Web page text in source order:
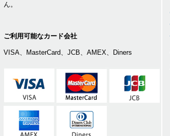
ん。
ご利用可能なカード会社
VISA、MasterCard、JCB、AMEX、Diners